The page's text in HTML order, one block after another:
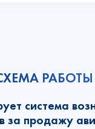
РАБОТЫ
система
за продажу